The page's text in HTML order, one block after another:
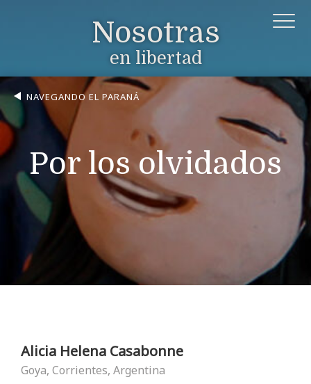
Nosotras
en libertad
NAVEGANDO EL PARANÁ
Por los olvidados
Alicia Helena Casabonne
Goya, Corrientes, Argentina